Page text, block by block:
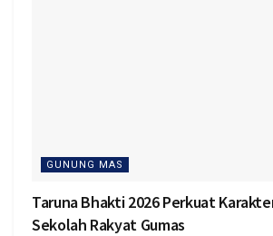
GUNUNG MAS
Taruna Bhakti 2026 Perkuat
Sekolah Rakyat Gumas